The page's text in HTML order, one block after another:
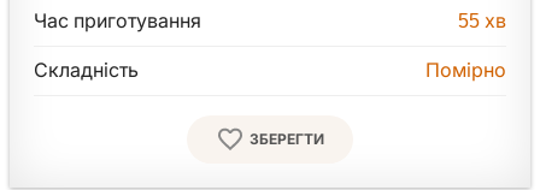
Час приготування 55 хв
Складність Помірно
ЗБЕРЕГТИ